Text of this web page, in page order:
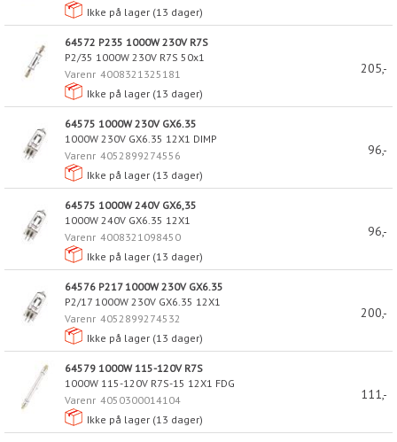
Ikke på lager (13 dager)
64572 P235 1000W 230V R7S
P2/35 1000W 230V R7S 50x1
Varenr 4008321325181
Ikke på lager (13 dager)
205,-
64575 1000W 230V GX6.35
1000W 230V GX6.35 12X1 DIMP
Varenr 4052899274556
Ikke på lager (13 dager)
96,-
64575 1000W 240V GX6,35
1000W 240V GX6.35 12X1
Varenr 4008321098450
Ikke på lager (13 dager)
96,-
64576 P217 1000W 230V GX6.35
P2/17 1000W 230V GX6.35 12X1
Varenr 4052899274532
Ikke på lager (13 dager)
200,-
64579 1000W 115-120V R7S
1000W 115-120V R7S-15 12X1 FDG
Varenr 4050300014104
Ikke på lager (13 dager)
111,-